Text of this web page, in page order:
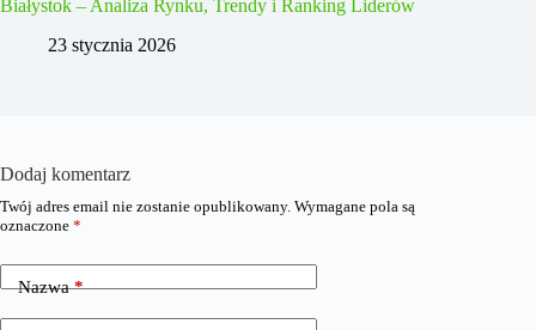
Białystok – Analiza Rynku, Trendy i Ranking Liderów
23 stycznia 2026
Dodaj komentarz
Twój adres email nie zostanie opublikowany. Wymagane pola są
oznaczone *
Nazwa*